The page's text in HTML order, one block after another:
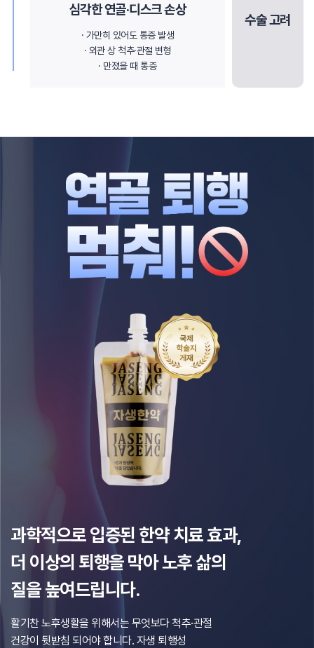
심각한 연골·디스크 손상
· 가만히 있어도 통증 발생
· 외관 상 척추·관절 변형
· 만졌을 때 통증
수술 고려
과학적으로 입증된 한약 치료 효과,
더 이상의 퇴행을 막아 노후 삶의
질을 높여드립니다.
활기찬 노후생활을 위해서는 무엇보다 척추·관절
건강이 뒷받침 되어야 합니다. 자생 퇴행성